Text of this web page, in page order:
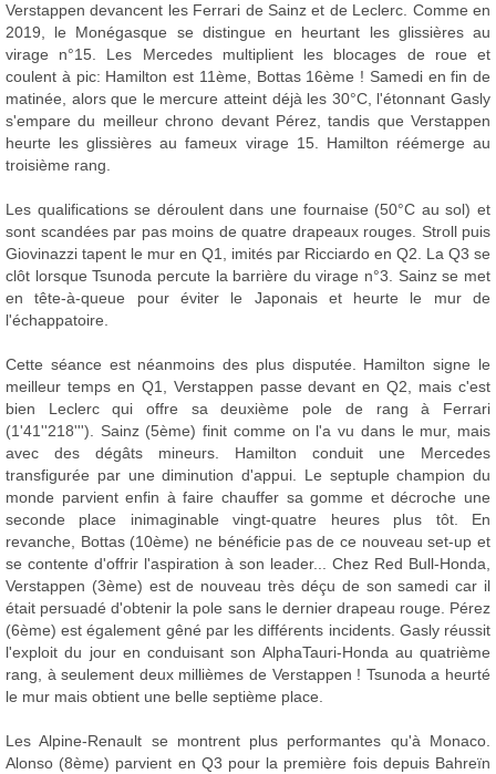
Verstappen devancent les Ferrari de Sainz et de Leclerc. Comme en
2019, le Monégasque se distingue en heurtant les glissières au
virage n°15. Les Mercedes multiplient les blocages de roue et
coulent à pic: Hamilton est 11ème, Bottas 16ème ! Samedi en fin de
matinée, alors que le mercure atteint déjà les 30°C, l'étonnant Gasly
s'empare du meilleur chrono devant Pérez, tandis que Verstappen
heurte les glissières au fameux virage 15. Hamilton réémerge au
troisième rang.
Les qualifications se déroulent dans une fournaise (50°C au sol) et
sont scandées par pas moins de quatre drapeaux rouges. Stroll puis
Giovinazzi tapent le mur en Q1, imités par Ricciardo en Q2. La Q3 se
clôt lorsque Tsunoda percute la barrière du virage n°3. Sainz se met
en tête-à-queue pour éviter le Japonais et heurte le mur de
l'échappatoire.
Cette séance est néanmoins des plus disputée. Hamilton signe le
meilleur temps en Q1, Verstappen passe devant en Q2, mais c'est
bien Leclerc qui offre sa deuxième pole de rang à Ferrari
(1'41''218'''). Sainz (5ème) finit comme on l'a vu dans le mur, mais
avec des dégâts mineurs. Hamilton conduit une Mercedes
transfigurée par une diminution d'appui. Le septuple champion du
monde parvient enfin à faire chauffer sa gomme et décroche une
seconde place inimaginable vingt-quatre heures plus tôt. En
revanche, Bottas (10ème) ne bénéficie pas de ce nouveau set-up et
se contente d'offrir l'aspiration à son leader... Chez Red Bull-Honda,
Verstappen (3ème) est de nouveau très déçu de son samedi car il
était persuadé d'obtenir la pole sans le dernier drapeau rouge. Pérez
(6ème) est également gêné par les différents incidents. Gasly réussit
l'exploit du jour en conduisant son AlphaTauri-Honda au quatrième
rang, à seulement deux millièmes de Verstappen ! Tsunoda a heurté
le mur mais obtient une belle septième place.
Les Alpine-Renault se montrent plus performantes qu'à Monaco.
Alonso (8ème) parvient en Q3 pour la première fois depuis Bahreïn